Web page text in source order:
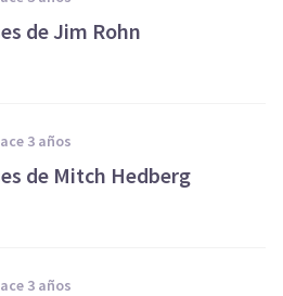
de Jim Rohn
hace 3 años
de Mitch Hedberg
hace 3 años